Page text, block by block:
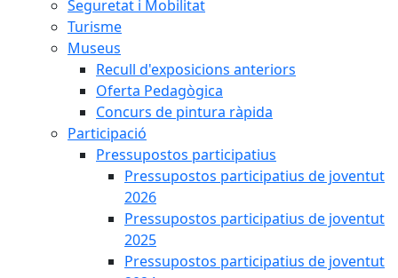
Seguretat i Mobilitat
Turisme
Museus
Recull d'exposicions anteriors
Oferta Pedagògica
Concurs de pintura ràpida
Participació
Pressupostos participatius
Pressupostos participatius de joventut
2026
Pressupostos participatius de joventut
2025
Pressupostos participatius de joventut